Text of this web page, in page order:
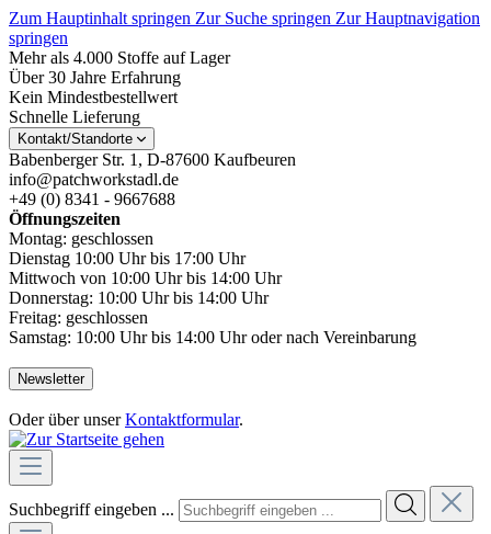
Zum Hauptinhalt springen Zur Suche springen Zur Hauptnavigation
springen
Mehr als 4.000 Stoffe auf Lager
Über 30 Jahre Erfahrung
Kein Mindestbestellwert
Schnelle Lieferung
Kontakt/Standorte
Babenberger Str. 1, D-87600 Kaufbeuren
info@patchworkstadl.de
+49 (0) 8341 - 9667688
Öffnungszeiten
Montag: geschlossen
Dienstag 10:00 Uhr bis 17:00 Uhr
Mittwoch von 10:00 Uhr bis 14:00 Uhr
Donnerstag: 10:00 Uhr bis 14:00 Uhr
Freitag: geschlossen
Samstag: 10:00 Uhr bis 14:00 Uhr oder nach Vereinbarung
Newsletter
Oder über unserKontaktformular.
Suchbegriff eingeben ...